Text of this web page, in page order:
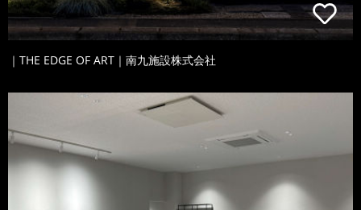
｜THE EDGE OF ART｜南九施設株式会社